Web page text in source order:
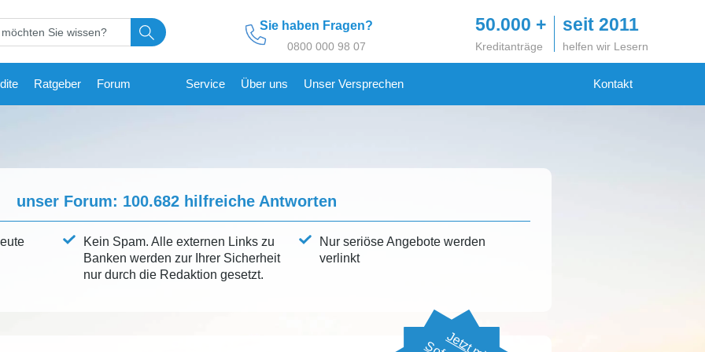
Sie haben Fragen?
0800 000 98 07
50.000 +
Kreditanträge
seit 2011
helfen wir Lesern
Ratgeber Forum Service Über uns Unser Versprechen Kontakt
unser Forum: 100.682hilfreiche Antworten
Kein Spam. Alle externen Links zu
Banken werden zur Ihrer Sicherheit
nur durch die Redaktion gesetzt.
Nur seriöse Angebote werden
verlinkt